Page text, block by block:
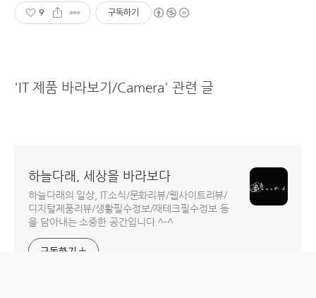
9 구독하기
'IT 제품 바라보기/Camera' 관련 글
하늘다래, 세상을 바라보다
하늘다래의 일상, IT소식/문화리뷰/웹사이트리뷰/
디지털제품리뷰/생활필수정보/재테크필수정보 등
을 담아내는 소중한 공간입니다.^-^
구독하기